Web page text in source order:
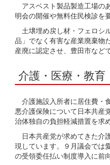
アスベスト製品製造工場の
明会の開催や無料住民検診を
土壌埋め戻し材・フェロシ
品」でなく有害な産業廃棄物
産廃に認定させ、豊田市など
介護・医療・教育
介護施設入所者に居住費・
悪介護保険について日本共産
治体独自の負担軽減措置を求
日本共産党が求めてきた介
現しています。９月議会では
の受領委任払い制度導入に前